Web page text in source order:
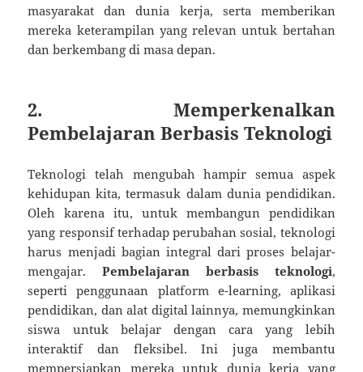
masyarakat dan dunia kerja, serta memberikan
mereka keterampilan yang relevan untuk bertahan
dan berkembang di masa depan.
2. Memperkenalkan
Pembelajaran Berbasis Teknologi
Teknologi telah mengubah hampir semua aspek
kehidupan kita, termasuk dalam dunia pendidikan.
Oleh karena itu, untuk membangun pendidikan
yang responsif terhadap perubahan sosial, teknologi
harus menjadi bagian integral dari proses belajar-
mengajar.Pembelajaran berbasis teknologi,
seperti penggunaan platform e-learning, aplikasi
pendidikan, dan alat digital lainnya, memungkinkan
siswa untuk belajar dengan cara yang lebih
interaktif dan fleksibel. Ini juga membantu
mempersiapkan mereka untuk dunia kerja yang